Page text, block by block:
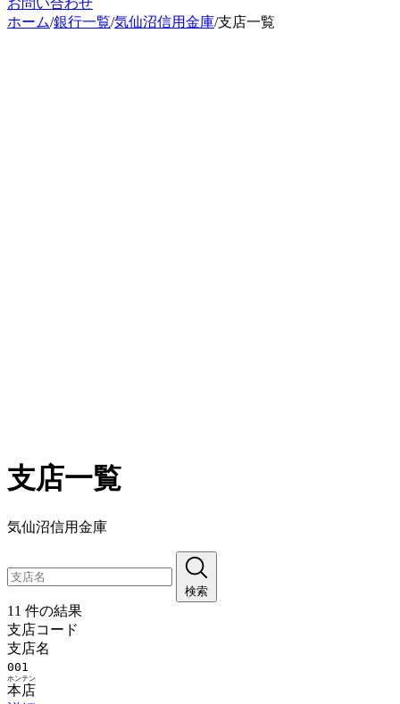
お問い合わせ
ホーム/銀行一覧/気仙沼信用金庫/支店一覧
支店一覧
気仙沼信用金庫
検索
11 件の結果
支店コード
支店名
001
本店
ホンテン